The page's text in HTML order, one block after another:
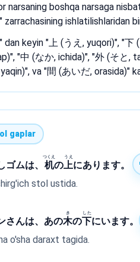
narsaning boshqa narsaga
zarrachasining ishlatilishlaridan
dan keyin "上 (うえ, yuqori)", "
"中 (なか, ichida)", "外 (そと,
yaqin)", va "間 (あいだ, orasida)"
gaplar
ゴムは、 机
つくえ
の上
うえ
にあります。
stol ustida.
さんは、あの木
き
の下
した
にいます。
o'sha daraxt tagida.